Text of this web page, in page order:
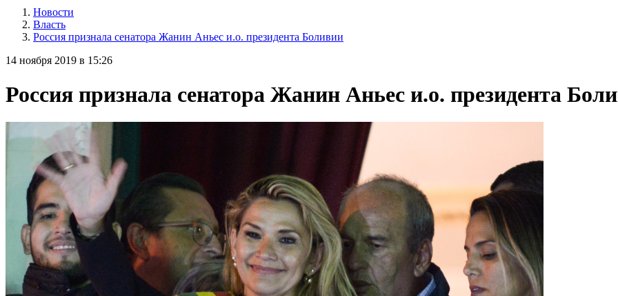
Новости
Власть
Россия признала сенатора Жанин Аньес и.о. президента Боливии
14 ноября 2019 в 15:26
Россия признала сенатора Жанин Аньес и.о. президента